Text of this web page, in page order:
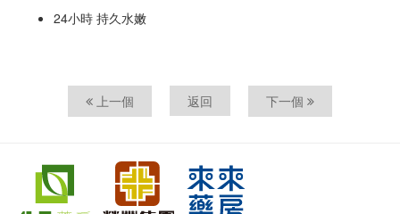
24小時 持久水嫩
上一個 返回 下一個